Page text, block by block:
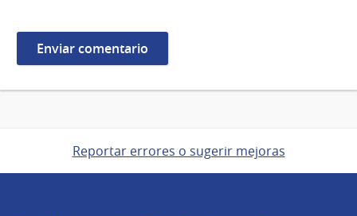
Reportar errores o sugerir mejoras